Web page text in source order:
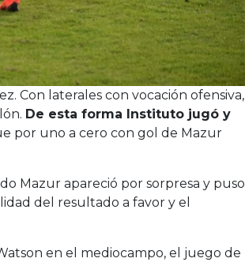
Con laterales con vocación ofensiva,
De esta forma Instituto jugó y
por uno a cero con gol de Mazur
Mazur apareció por sorpresa y puso
del resultado a favor y el
en el mediocampo, el juego de